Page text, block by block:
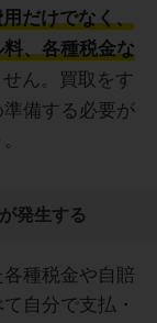
だけでなく、
、各種税金な
ん。買取をす
備する必要が
発生する